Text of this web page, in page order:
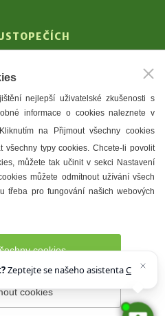
a galerie
meníčka
Správce webu
nejlepší uživatelské zkušenosti s
informace o cookies naleznete v
na Přijmout všechny cookies
všechny typy cookies. Chcete-li povolit
můžete tak učinit v sekci Nastavení
můžete odmítnout užívání všech
třeba pro fungování našich webových
cookies
cookies